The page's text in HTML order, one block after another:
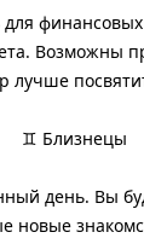
Возможны
лучше
♊ Близнецы
день. Вы
новые